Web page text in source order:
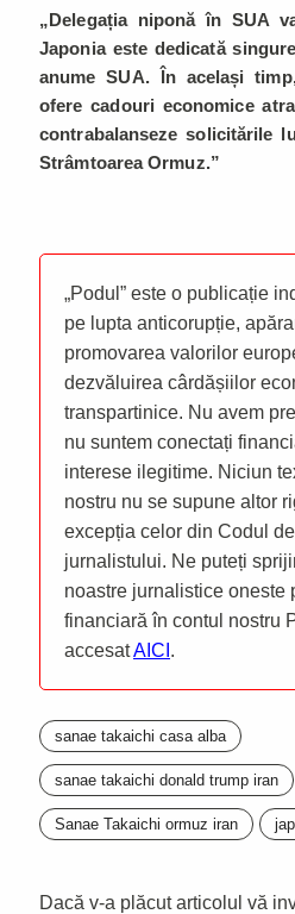
„Delegația niponă în SUA
Japonia este dedicată
anume SUA. În același
ofere cadouri economice
contrabalanseze solicitările
Strâmtoarea Ormuz.”
„Podul” este o publicație
pe lupta anticorupție,
promovarea valorilor
dezvăluirea cârdășiilor
transpartinice. Nu avem
nu suntem conectați
interese ilegitime. Niciun
nostru nu se supune altor
excepția celor din Codul
jurnalistului. Ne puteți
noastre jurnalistice oneste
financiară în contul nostru
accesatAICI .
sanae takaichi casa alba
sanae takaichi donald trump iran
Sanae Takaichi ormuz iran
Dacă v-a plăcut articolul vă